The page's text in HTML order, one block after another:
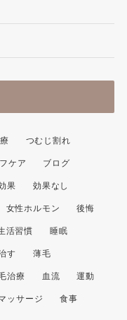
つむじ割れ
ケア ブログ
果 効果なし
女性ホルモン 後悔
活習慣 睡眠
す 薄毛
治療 血流 運動
ッサージ 食事